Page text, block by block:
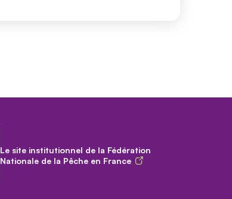
Le site institutionnel de la Fédération
Nationale de la Pêche en France